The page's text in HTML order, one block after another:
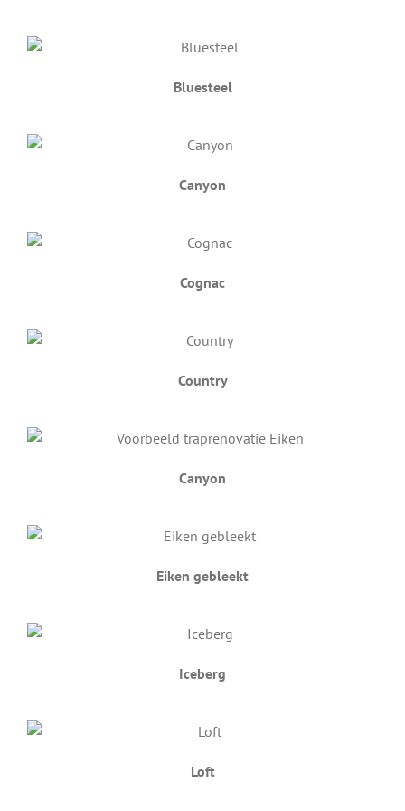
Bluesteel
Canyon
Cognac
Country
Canyon
Eiken gebleekt
Iceberg
Loft